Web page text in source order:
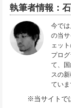
執筆者情報：
今で
の当
ェッ
プロ
て、
スの
ていま
※当サイトで